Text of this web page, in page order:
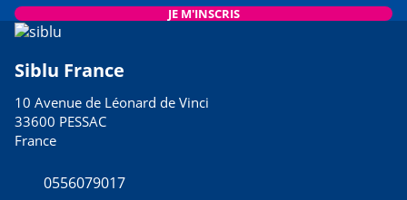
JE M'INSCRIS
Siblu France
10 Avenue de Léonard de Vinci
33600 PESSAC
France
0556079017